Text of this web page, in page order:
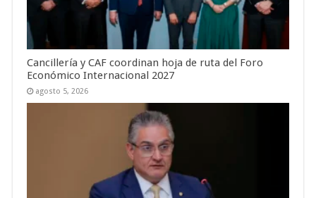
Cancillería y CAF coordinan hoja de ruta del Foro
Económico Internacional 2027
agosto 5, 2026